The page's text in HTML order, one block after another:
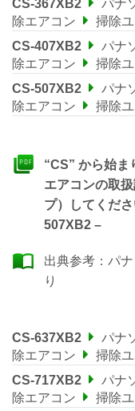
CS-367XB2 パナ
除エアコン
掃除
CS-407XB2
パナ
除エアコン
掃除
CS-507XB2
パナ
除エアコン
掃除
“CS” から始ま
エアコンの取
プ）してくだ
507XB2 –
出典参考： パ
り
CS-637XB2 パナ
除エアコン
掃除
CS-717XB2
パナ
除エアコン
掃除